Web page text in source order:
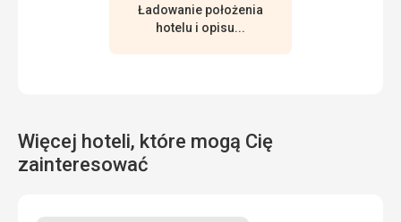
Ładowanie położenia
hotelu i opisu...
Więcej hoteli, które mogą Cię
zainteresować